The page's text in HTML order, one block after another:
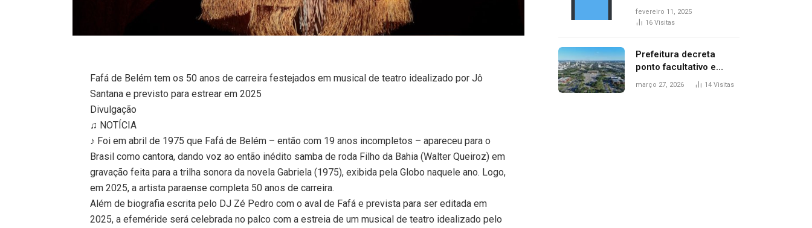
Fafá de Belém tem os 50 anos de carreira festejados em musical de teatro idealizado por Jô
Santana e previsto para estrear em 2025
Divulgação
♫ NOTÍCIA
♪ Foi em abril de 1975 que Fafá de Belém – então com 19 anos incompletos – apareceu para o
Brasil como cantora, dando voz ao então inédito samba de roda Filho da Bahia (Walter Queiroz) em
gravação feita para a trilha sonora da novela Gabriela (1975), exibida pela Globo naquele ano. Logo,
em 2025, a artista paraense completa 50 anos de carreira.
Além de biografia escrita pelo DJ Zé Pedro com o aval de Fafá e prevista para ser editada em
2025, a efeméride será celebrada no palco com a estreia de um musical de teatro idealizado pelo
denunciada por maus-
tratos contra dois
fevereiro 11, 2025
16 Visitas
Prefeitura decreta
ponto facultativo e
servidores públicos
março 27, 2026 14 Visitas